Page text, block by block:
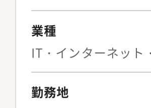
業種
IT・インターネット
勤務地